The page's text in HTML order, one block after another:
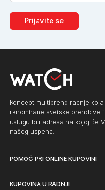
Prijavite se
Koncept multibrend radnje
renomirane svetske brendove
uslugu biti adresa na kojoj će
našeg uspeha.
POMOĆ PRI ONLINE KUPOVINI
KUPOVINA U RADNJI